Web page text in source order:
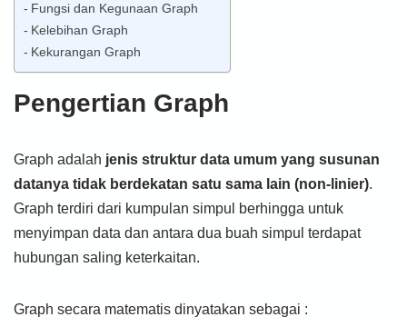
Fungsi dan Kegunaan Graph
Kelebihan Graph
Kekurangan Graph
Pengertian Graph
Graph adalah jenis struktur data umum yang susunan
datanya tidak berdekatan satu sama lain (non-linier).
Graph terdiri dari kumpulan simpul berhingga untuk
menyimpan data dan antara dua buah simpul terdapat
hubungan saling keterkaitan.
Graph secara matematis dinyatakan sebagai :